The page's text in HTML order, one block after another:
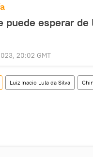
puede esperar
20:02 GMT
Luiz Inacio Lula da Silva